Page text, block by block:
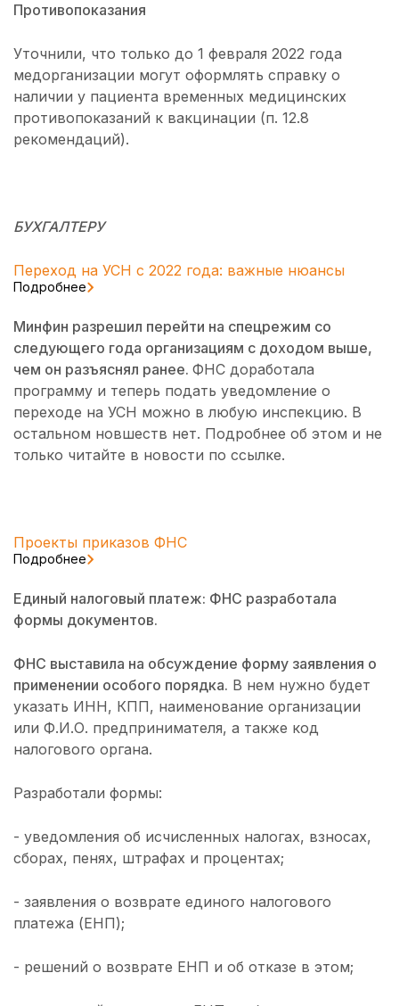
Противопоказания
Уточнили, что только до 1 февраля 2022 года
медорганизации могут оформлять справку о
наличии у пациента временных медицинских
противопоказаний к вакцинации (п. 12.8
рекомендаций).
БУХГАЛТЕРУ
Переход на УСН с 2022 года: важные нюансы
Подробнее
Минфин разрешил перейти на спецрежим со
следующего года организациям с доходом выше,
чем он разъяснял ранее. ФНС доработала
программу и теперь подать уведомление о
переходе на УСН можно в любую инспекцию. В
остальном новшеств нет. Подробнее об этом и не
только читайте в новости по ссылке.
Проекты приказов ФНС
Подробнее
Единый налоговый платеж: ФНС разработала
формы документов.
ФНС выставила на обсуждение форму заявления о
применении особого порядка. В нем нужно будет
указать ИНН, КПП, наименование организации
или Ф.И.О. предпринимателя, а также код
налогового органа.
Разработали формы:
- уведомления об исчисленных налогах, взносах,
сборах, пенях, штрафах и процентах;
- заявления о возврате единого налогового
платежа (ЕНП);
- решений о возврате ЕНП и об отказе в этом;